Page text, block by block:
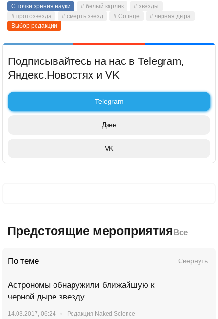
С точки зрения науки # белый карлик
# звёзды
# протозвезда
# смерть звезд # Солнце
# черная дыра
Выбор редакции
Подписывайтесь на нас в Telegram,
Яндекс.Новостях и VK
Telegram
Дзен
VK
Предстоящие мероприятияВсе
По теме Свернуть
Астрономы обнаружили ближайшую к
черной дыре звезду
14.03.2017, 06:24 Редакция Naked Science